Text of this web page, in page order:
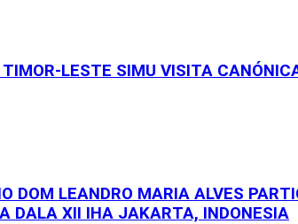
LESTE SIMU VISITA
DOM LEANDRO MARIA ALVES
DALA XII IHA JAKARTA, INDONESIA